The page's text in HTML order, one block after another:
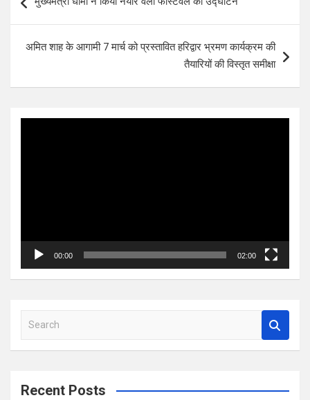
navigation
अमित शाह के आगामी 7 मार्च को प्रस्तावित हरिद्वार भ्रमण कार्यक्रम की
तैयारियों की विस्तृत समीक्षा
00:00 02:00
a
c
Recent Posts